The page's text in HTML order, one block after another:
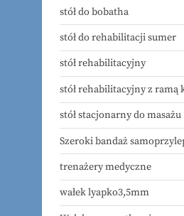
stół do bobatha
stół do rehabilitacji sumer
stół rehabilitacyjny
stół rehabilitacyjny z ramą
stół stacjonarny do masażu
Szeroki bandaż
trenażery medyczne
wałek lyapko3,5mm